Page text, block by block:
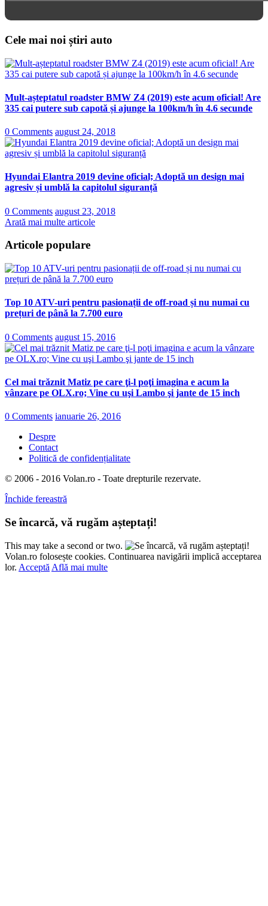
Cele mai noi știri auto
Mult-așteptatul roadster BMW Z4 (2019) este acum oficial! Are
335 cai putere sub capotă și ajunge la 100km/h în 4.6 secunde
0 Comments august 24, 2018
Hyundai Elantra 2019 devine oficial; Adoptă un design mai
agresiv și umblă la capitolul siguranță
0 Comments august 23, 2018
Arată mai multe articole
Articole populare
Top 10 ATV-uri pentru pasionații de off-road și nu numai cu
prețuri de până la 7.700 euro
0 Comments august 15, 2016
Cel mai trăznit Matiz pe care ţi-l poţi imagina e acum la
vânzare pe OLX.ro; Vine cu uşi Lambo şi jante de 15 inch
0 Comments ianuarie 26, 2016
Despre
Contact
Politică de confidențialitate
© 2006 - 2016 Volan.ro - Toate drepturile rezervate.
Închide fereastră
Se încarcă, vă rugăm așteptați!
This may take a second or two.
Volan.ro folosește cookies. Continuarea navigării implică acceptarea
lor. Acceptă Află mai multe